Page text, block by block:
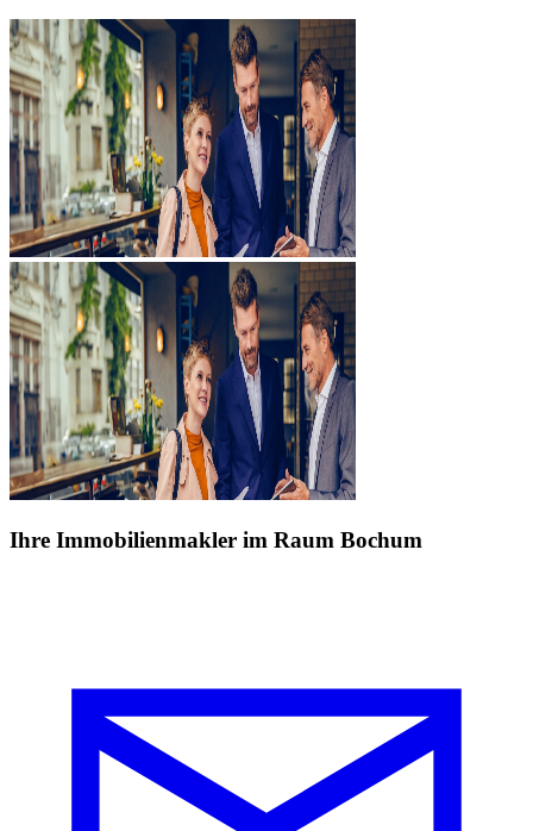
Ihre Immobilienmakler im Raum Bochum